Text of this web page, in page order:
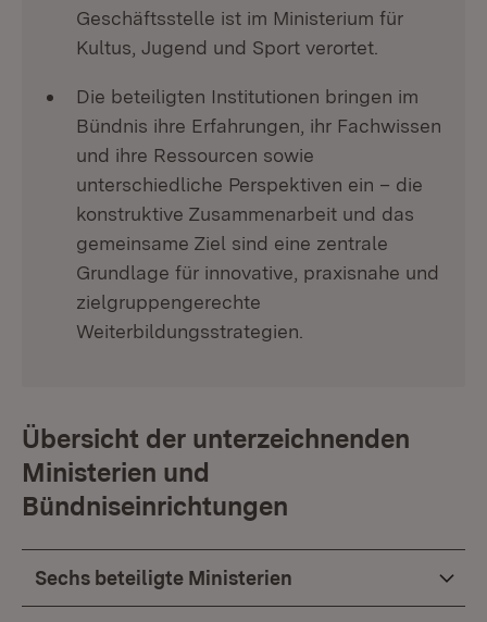
Geschäftsstelle ist im Ministerium für
Kultus, Jugend und Sport verortet.
Die beteiligten Institutionen bringen im
Bündnis ihre Erfahrungen, ihr Fachwissen
und ihre Ressourcen sowie
unterschiedliche Perspektiven ein – die
konstruktive Zusammenarbeit und das
gemeinsame Ziel sind eine zentrale
Grundlage für innovative, praxisnahe und
zielgruppengerechte
Weiterbildungsstrategien.
Übersicht der unterzeichnenden
Ministerien und
Bündniseinrichtungen
Sechs beteiligte Ministerien